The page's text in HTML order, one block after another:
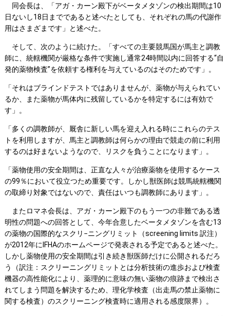
同会長は、「アガ・カーン殿下がベータメタゾンの検出期間は10
日ないし18日までであると述べたとしても、それぞれの馬の代謝作
用はさまざまです」と述べた。
そして、次のように続けた。「すべての主要競馬国が馬主と調教
師に、統轄機関が厳格な条件で実施し通常24時間以内に回答する“自
発的薬物検査”を依頼する権利を与えているのはそのためです」。
「それはブラインドテストではありませんが、薬物が与えられてい
るか、また薬物が馬体内に残留しているかを特定するには有効で
す」。
「多くの調教師が、厩舎に新しい馬を迎え入れる時にこれらのテス
トを利用しますが、馬主と調教師は何らかの理由で競走の前に利用
するのは好まないようなので、リスクを負うことになります」。
「薬物使用の安全期間は、正直な人々が治療薬物を使用するケース
の99％において役立つため重要です。しかし獣医師は競馬統轄機関
の取締り対象ではないので、責任はいつも調教師にあります」。
またロマネ会長は、アガ・カーン殿下のもう一つの非難である透
明性の問題への回答として、今年合意したベータメタゾンを含む13
の薬物の国際的なスクリ−ニングリミット（screening limits 訳注）
が2012年にIFHAのホームページで発表される予定であると述べた。
しかし薬物使用の安全期間は引き続き獣医師だけに公開されるだろ
う（訳注：スクリーニングリミットとは分析技術の進歩および検査
機器の高性能化により、薬理的に意味の無い薬物の痕跡まで検出さ
れてしまう問題を解決するため、理化学検査（出走馬の禁止薬物に
関する検査）のスクリーニング検査時に適用される感度限界）。